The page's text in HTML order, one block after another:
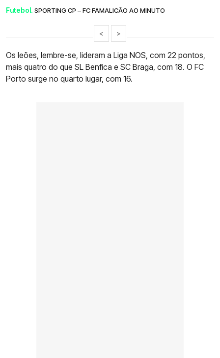
Futebol. SPORTING CP – FC FAMALICÃO AO MINUTO
< >
Os leões, lembre-se, lideram a Liga NOS, com 22 pontos,
mais quatro do que SL Benfica e SC Braga, com 18. O FC
Porto surge no quarto lugar, com 16.